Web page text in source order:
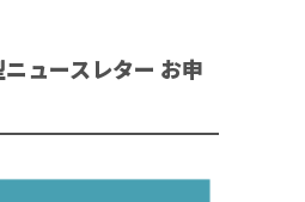
ュースレター お申